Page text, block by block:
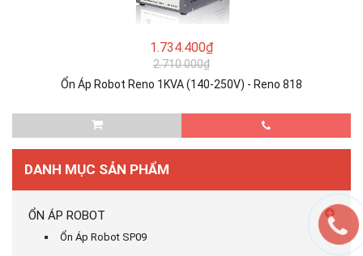
1.734.400₫
2.710.000₫
Ổn Áp Robot Reno 1KVA (140-250V) - Reno 818
DANH MỤC SẢN PHẨM
ỔN ÁP ROBOT
Ổn Áp Robot SP09